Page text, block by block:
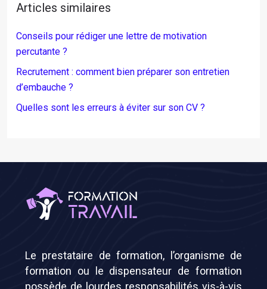
Articles similaires
Conseils pour rédiger une lettre de motivation
percutante ?
Recrutement : comment bien préparer son entretien
d’embauche ?
Quelles sont les erreurs à éviter sur son CV ?
Le prestataire de formation, l’organisme de
formation ou le dispensateur de formation
possède de lourdes responsabilités vis-à-vis